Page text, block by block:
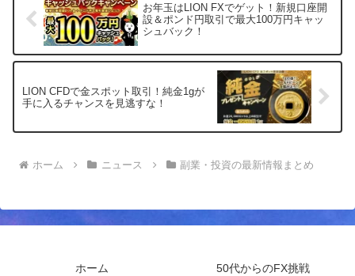
ピ25品が収録されており、ヘルシー志向
の方にぴったりの一冊です。
お年玉はLION FXでゲット！新規口座開
設＆ポンド円取引で最大100万円キャッ
シュバック！
LION CFDで金スポット取引！純金1gが
手に入るチャンスを見逃すな！
ホーム ニュース 副業・投資の最新情報まとめ
ホーム 50代からのFX挑戦